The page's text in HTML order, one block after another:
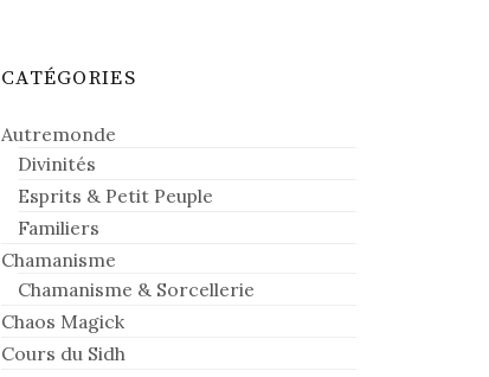
CATÉGORIES
Autremonde
Divinités
Esprits & Petit Peuple
Familiers
Chamanisme
Chamanisme & Sorcellerie
Chaos Magick
Cours du Sidh